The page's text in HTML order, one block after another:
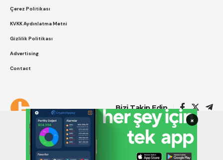
×
Çerez Politikası
KVKK Aydınlatma Metni
Gizlilik Politikası
Advertising
Contact
Bizi Takip Edin
COINTURK 2014 -2026
Powered by
Çerez Politikası Gizlilik Politikası